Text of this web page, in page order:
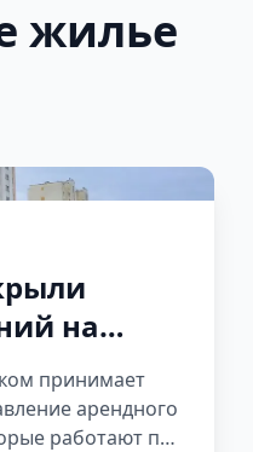
жилье
на
для
принимает
арендного
работают по